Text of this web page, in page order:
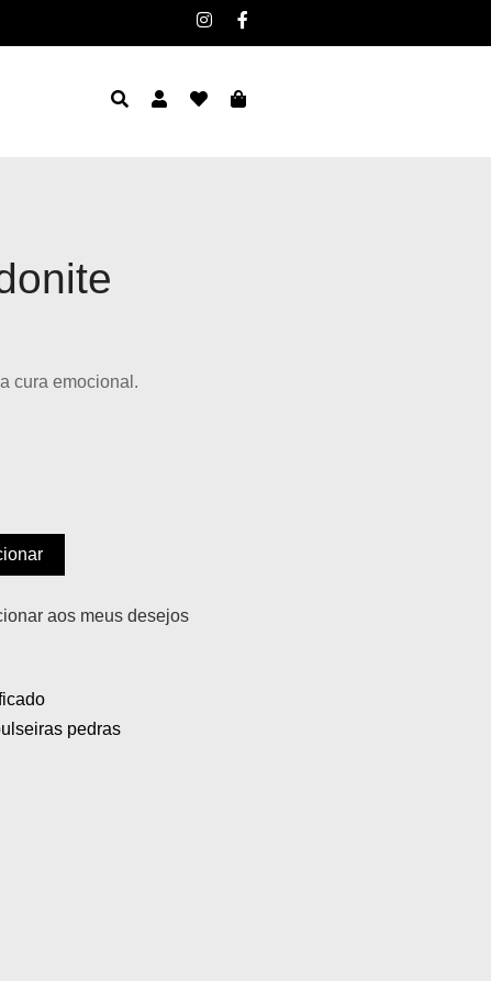
cura emocional.
aos meus desejos
pedras